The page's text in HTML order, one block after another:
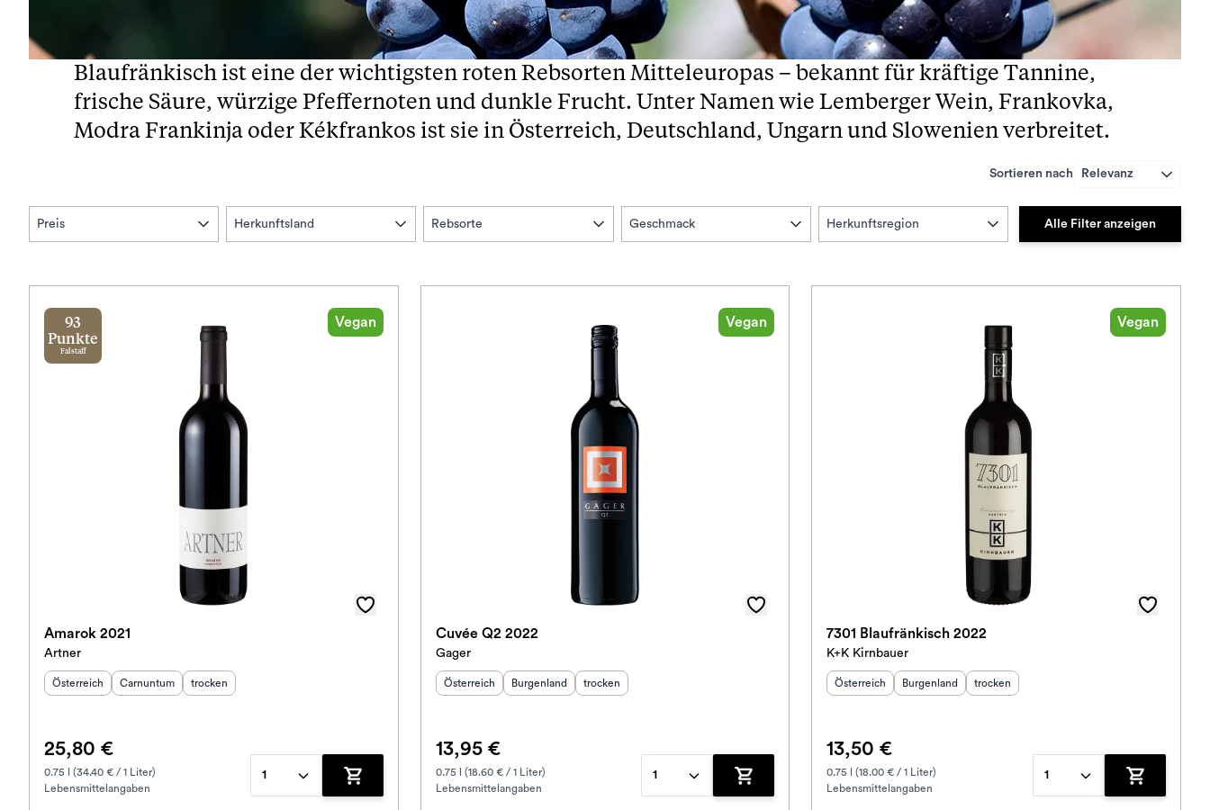
Blaufränkisch ist eine der wichtigsten roten Rebsorten Mitteleuropas – bekannt für kräftige Tannine,
frische Säure, würzige Pfeffernoten und dunkle Frucht. Unter Namen wie Lemberger Wein, Frankovka,
Modra Frankinja oder Kékfrankos ist sie in Österreich, Deutschland, Ungarn und Slowenien verbreitet.
Sortieren nach Relevanz
Preis Herkunftsland Rebsorte Geschmack Herkunftsregion Alle Filter anzeigen
93
Punkte
Falstaff
Vegan
Amarok 2021
Artner
Herkunftsland :
Österreich Herkunftsregion:
Carnuntum Geschmack
trocken
25,80 €
0.75 l (34.40 € / 1 Liter)
Lebensmittelangaben
1
Zum Warenkorb hinzufügen
Vegan
Cuvée Q2 2022
Gager
Herkunftsland :
Österreich Herkunftsregion:
Burgenland Geschmack
trocken
13,95 €
0.75 l (18.60 € / 1 Liter)
Lebensmittelangaben
1
Zum Warenkorb hinzufügen
Vegan
7301 Blaufränkisch 2022
K+K Kirnbauer
Herkunftsland :
Österreich Herkunftsregion:
Burgenland Geschmack
trocken
13,50 €
0.75 l (18.00 € / 1 Liter)
Lebensmittelangaben
1
Zum